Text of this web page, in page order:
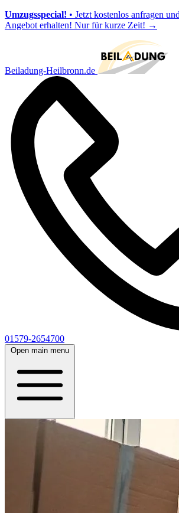
Umzugsspecial! • Jetzt kostenlos anfragen
Angebot erhalten! Nur für kurze Zeit! →
Beiladung-Heilbronn.de
01579-2654700
Open main menu